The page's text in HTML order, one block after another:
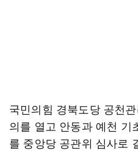
국민의힘 경북도당 공천
의를 열고 안동과 예천 기
를 중앙당 공관위 심사로